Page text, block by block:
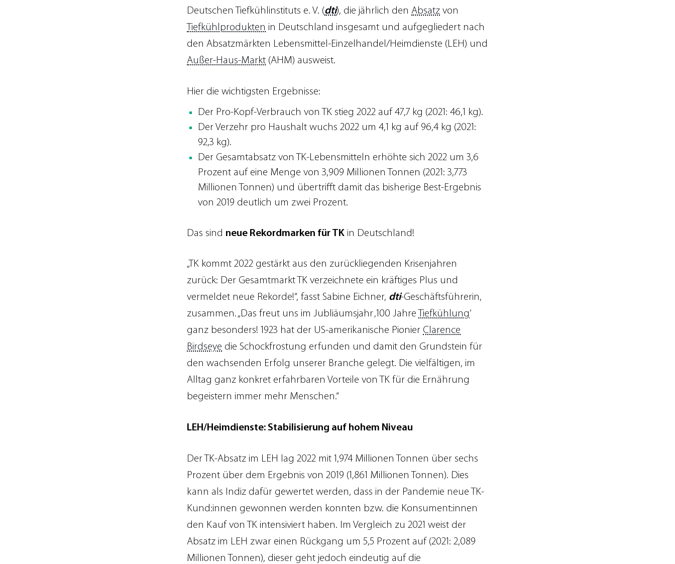
Deutschen Tiefkühlinstituts e. V. (dti), die jährlich den Absatz von
Tiefkühlprodukten in Deutschland insgesamt und aufgegliedert nach
den Absatzmärkten Lebensmittel-Einzelhandel/Heimdienste (LEH) und
Außer-Haus-Markt (AHM) ausweist.
Hier die wichtigsten Ergebnisse:
Der Pro-Kopf-Verbrauch von TK stieg 2022 auf 47,7 kg (2021: 46,1 kg).
Der Verzehr pro Haushalt wuchs 2022 um 4,1 kg auf 96,4 kg (2021:
92,3 kg).
Der Gesamtabsatz von TK-Lebensmitteln erhöhte sich 2022 um 3,6
Prozent auf eine Menge von 3,909 Millionen Tonnen (2021: 3,773
Millionen Tonnen) und übertrifft damit das bisherige Best-Ergebnis
von 2019 deutlich um zwei Prozent.
Das sind neue Rekordmarken für TK in Deutschland!
„TK kommt 2022 gestärkt aus den zurückliegenden Krisenjahren
zurück: Der Gesamtmarkt TK verzeichnete ein kräftiges Plus und
vermeldet neue Rekorde!“, fasst Sabine Eichner, dti-Geschäftsführerin,
zusammen. „Das freut uns im Jubliäumsjahr ‚100 Jahre Tiefkühlung‘
ganz besonders! 1923 hat der US-amerikanische Pionier Clarence
Birdseye die Schockfrostung erfunden und damit den Grundstein für
den wachsenden Erfolg unserer Branche gelegt. Die vielfältigen, im
Alltag ganz konkret erfahrbaren Vorteile von TK für die Ernährung
begeistern immer mehr Menschen.“
LEH/Heimdienste: Stabilisierung auf hohem Niveau
Der TK-Absatz im LEH lag 2022 mit 1,974 Millionen Tonnen über sechs
Prozent über dem Ergebnis von 2019 (1,861 Millionen Tonnen). Dies
kann als Indiz dafür gewertet werden, dass in der Pandemie neue TK-
Kund:innen gewonnen werden konnten bzw. die Konsument:innen
den Kauf von TK intensiviert haben. Im Vergleich zu 2021 weist der
Absatz im LEH zwar einen Rückgang um 5,5 Prozent auf (2021: 2,089
Millionen Tonnen), dieser geht jedoch eindeutig auf die